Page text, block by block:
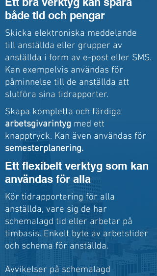
både tid och pengar
Skicka elektroniska meddelande
till anställda eller grupper av
anställda i form av e-post eller SMS.
Kan exempelvis användas för
påminnelse till de anställda att
slutföra sina tidrapporter.
Skapa kompletta och färdiga
arbetsgivarintyg med ett
knapptryck. Kan även användas för
semesterplanering.
Ett flexibelt verktyg som kan
användas för alla
Kör tidrapportering för alla
anställda, vare sig de har
schemalagd tid eller arbetar på
timbasis. Enkelt byte av arbetstider
och schema för anställda.
Avvikelser på schemalagd